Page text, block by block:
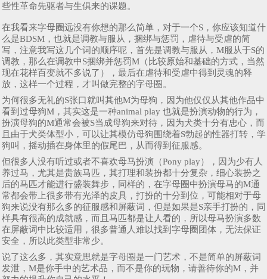
些性革命先驱者与生俱来的课题。
在我看来字母圈远没有你想的那么简单，对于一个S，你应该知道什
么是BDSM，也就是调教与服从，捆绑与惩罚，虐待与受虐的简
写，注意我写这几个词的顺序呢，首先是调教与服从，M服从于S的
调教，那么在调教中S捆绑并惩罚M（比较原始和基础的方式，当然
现在花样百变就不多说了），最后在虐待和受虐中得到灵魂的释
放，这样一个过程，才叫做完整的字母圈。
为何很多无礼的S张口就叫其他M为母狗，因为他仅仅从其他作品中
看到过母狗M，其实这是一种animal play 也就是扮演动物的行为，
扮演母狗的M通常会被S当成母狗来对待，因为犬类十分有忠心，而
且由于犬类体型小，可以让其模仿母狗围绕着S勃起的性器打转，学
狗叫，摇动插在身体里的假尾巴，从而得到征服感。
但很多人没有听过或者不喜欢母马扮演（Pony play），因为少有人
养过马，尤其是贵族马匹，其打理和装扮都十分复杂，细心装扮之
后的马匹才能进行盛装舞步，同样的，在字母圈中扮演母马的M通
常都会带上很多带有光泽的皮具，打扮的十分到位，可能相对于母
狗来说没有那么多的征服感和屏蔽词，但是如果是S亲手打扮的，同
样具有很高的成就感，而且马匹都是让人看的，所以母马扮演多数
在屏蔽词中比较适用，很多普通人难以找到字母圈团体，无法保证
安全，所以此类型非常少。
说了这么多，其实意思就是字母圈是一门艺术，不是简单的屏蔽词
发泄，M是你手中的艺术品，而不是你的玩物，请善待你的M，并